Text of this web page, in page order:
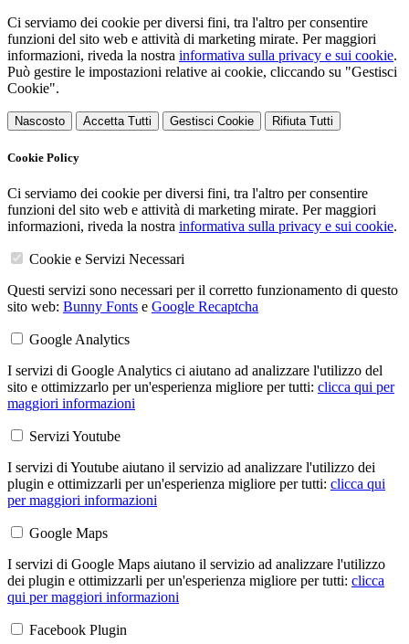
Ci serviamo dei cookie per diversi fini, tra l'altro per consentire
funzioni del sito web e attività di marketing mirate. Per maggiori
informazioni, riveda la nostra informativa sulla privacy e sui cookie.
Può gestire le impostazioni relative ai cookie, cliccando su "Gestisci
Cookie".
Nascosto Accetta Tutti Gestisci Cookie Rifiuta Tutti
Cookie Policy
Ci serviamo dei cookie per diversi fini, tra l'altro per consentire
funzioni del sito web e attività di marketing mirate. Per maggiori
informazioni, riveda la nostra informativa sulla privacy e sui cookie.
Cookie e Servizi Necessari
Questi servizi sono necessari per il corretto funzionamento di questo
sito web: Bunny Fonts e Google Recaptcha
Google Analytics
I servizi di Google Analytics ci aiutano ad analizzare l'utilizzo del
sito e ottimizzarlo per un'esperienza migliore per tutti: clicca qui per
maggiori informazioni
Servizi Youtube
I servizi di Youtube aiutano il servizio ad analizzare l'utilizzo dei
plugin e ottimizzarli per un'esperienza migliore per tutti: clicca qui
per maggiori informazioni
Google Maps
I servizi di Google Maps aiutano il servizio ad analizzare l'utilizzo
dei plugin e ottimizzarli per un'esperienza migliore per tutti: clicca
qui per maggiori informazioni
Facebook Plugin